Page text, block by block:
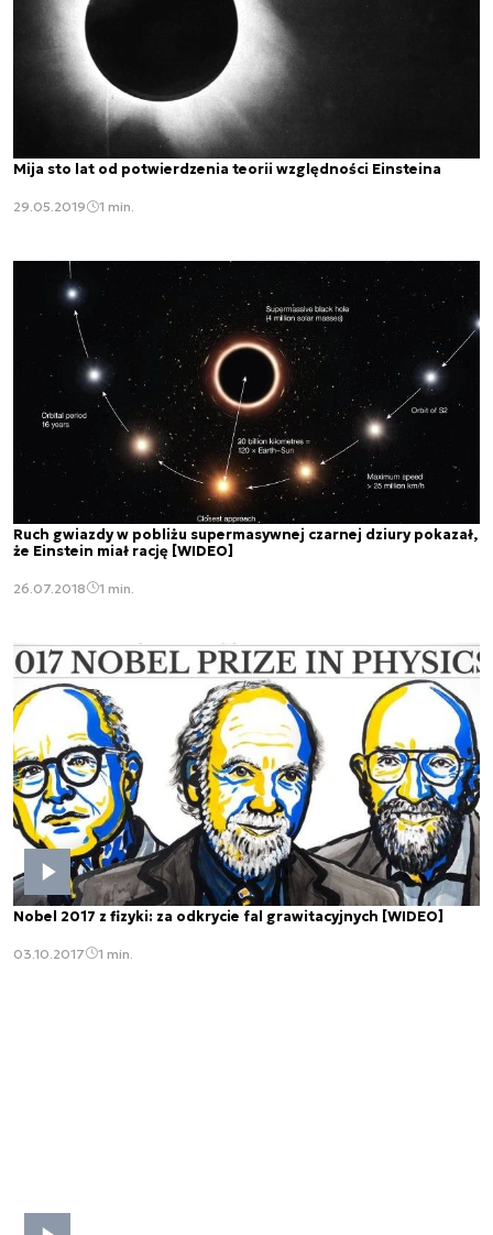
Mija sto lat od potwierdzenia teorii względności Einsteina
29.05.2019 1 min.
Ruch gwiazdy w pobliżu supermasywnej czarnej dziury pokazał,
że Einstein miał rację [WIDEO]
26.07.2018 1 min.
Nobel 2017 z fizyki: za odkrycie fal grawitacyjnych [WIDEO]
03.10.2017 1 min.